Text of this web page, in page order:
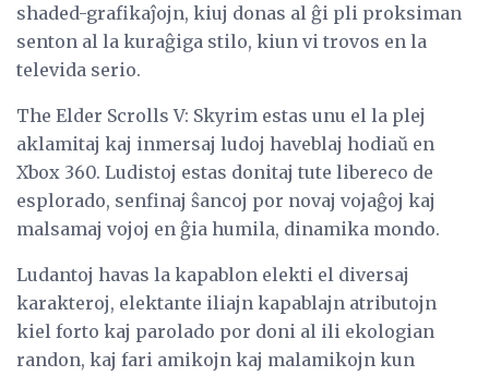
shaded-grafikaĵojn, kiuj donas al ĝi pli proksiman
senton al la kuraĝiga stilo, kiun vi trovos en la
televida serio.
The Elder Scrolls V: Skyrim estas unu el la plej
aklamitaj kaj inmersaj ludoj haveblaj hodiaŭ en
Xbox 360. Ludistoj estas donitaj tute libereco de
esplorado, senfinaj ŝancoj por novaj vojaĝoj kaj
malsamaj vojoj en ĝia humila, dinamika mondo.
Ludantoj havas la kapablon elekti el diversaj
karakteroj, elektante iliajn kapablajn atributojn
kiel forto kaj parolado por doni al ili ekologian
randon, kaj fari amikojn kaj malamikojn kun